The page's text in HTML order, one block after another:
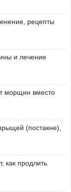
рецепты
и лечение
морщин вместо
(постакне),
как продлить